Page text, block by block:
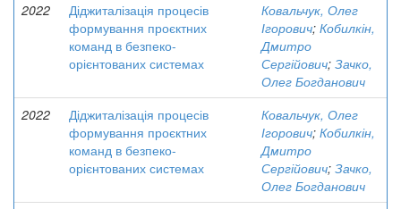
2022
Діджиталізація процесів
формування проєктних
команд в безпеко-
орієнтованих системах
Ковальчук, Олег
Ігорович; Кобилкін,
Дмитро
Сергійович; Зачко,
Олег Богданович
2022
Діджиталізація процесів
формування проєктних
команд в безпеко-
орієнтованих системах
Ковальчук, Олег
Ігорович; Кобилкін,
Дмитро
Сергійович; Зачко,
Олег Богданович